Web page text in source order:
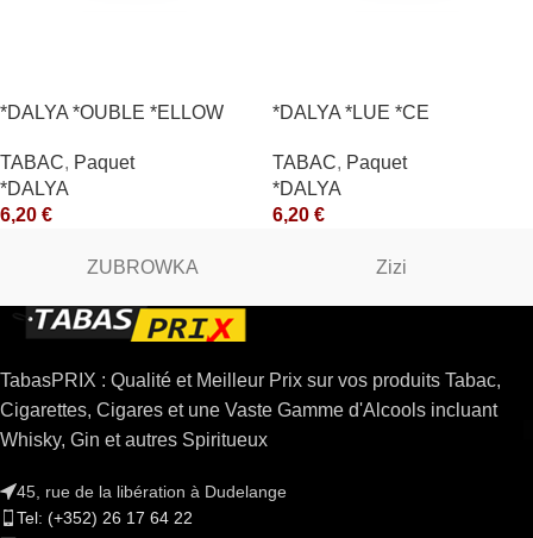
*DALYA *OUBLE *ELLOW
TABAC, Paquet
*DALYA
6,20 €
*DALYA *LUE *CE
TABAC, Paquet
*DALYA
6,20 €
ZUBROWKA Zizi
TabasPRIX : Qualité et Meilleur Prix sur vos produits Tabac,
Cigarettes, Cigares et une Vaste Gamme d'Alcools incluant
Whisky, Gin et autres Spiritueux
45, rue de la libération à Dudelange
Tel: (+352) 26 17 64 22